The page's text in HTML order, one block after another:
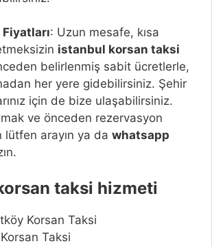
: Uzun mesafe, kısa
istanbul korsan taksi
belirlenmiş sabit ücretlerle,
her yere gidebilirsiniz. Şehir
için de bize ulaşabilirsiniz.
ve önceden rezervasyon
lütfen arayın ya da whatsapp
taksi hizmeti
Korsan Taksi
Taksi